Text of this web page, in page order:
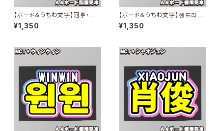
【ボード＆うちわ文字】冠亨・ヘ
ンドリー① 即納 【NCT】
¥1,350
【ボード＆うちわ文字】헨드리・
ヘンドリー③ 即納 【NCT】
¥1,350